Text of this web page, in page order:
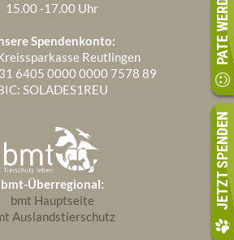
PATE WERDEN
JETZT SPENDEN
15.00 -17.00 Uhr
Spendenkonto:
Reutlingen
6405 0000 0000 7578 89
SOLADES1REU
bmt-Überregional:
bmt Hauptseite
Auslandstierschutz